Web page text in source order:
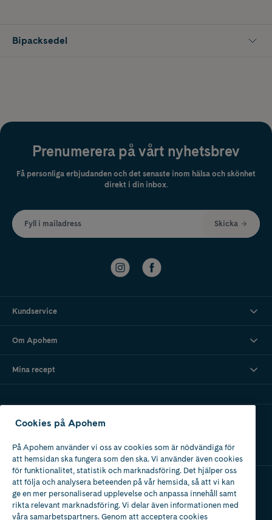
Bipacksedel
Prenumerera på vårt nyhetsbrev
Få personliga erbjudanden och det senaste inom hälsa och skönhet
direkt i din inbox.
Fyll i mailadress Skicka
Kundservice
Om Apohem
Mina recept
Ladda ner vår app
Apotek med tillstånd
av Läkemedelsverket
Cookies på Apohem
På Apohem använder vi oss av cookies som är nödvändiga för
att hemsidan ska fungera som den ska. Vi använder även cookies
för funktionalitet, statistik och marknadsföring. Det hjälper oss
att följa och analysera beteenden på vår hemsida, så att vi kan
ge en mer personaliserad upplevelse och anpassa innehåll samt
rikta relevant marknadsföring. Vi delar även informationen med
våra samarbetspartners. Genom att acceptera cookies